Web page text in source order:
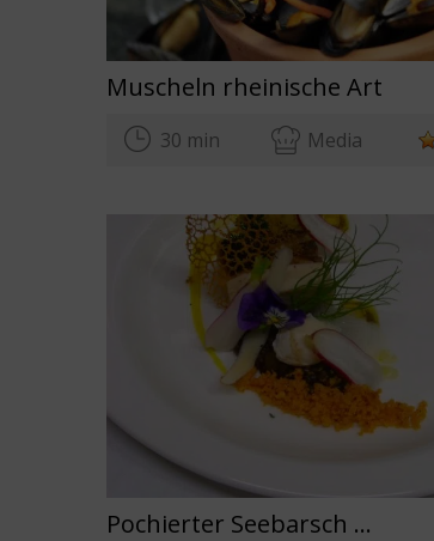
Muscheln rheinische Art
30 min Media
Pochierter Seebarsch mit Speck